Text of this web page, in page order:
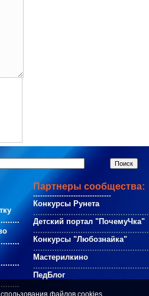
Партнеры сообщества:
---------------------------------
Конкурсы Рунета
.................................................
Детский портал "ПочемуЧка"
.................................................
Конкурсы "Любознайка"
.................................................
Мастерилкино
.................................................
ПедБлог
файлов cookies